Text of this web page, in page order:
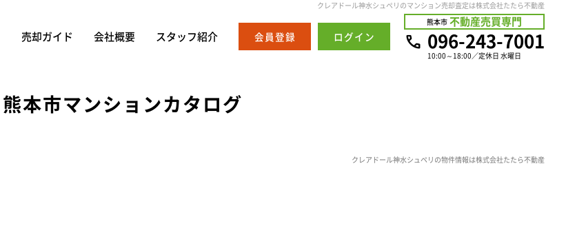
クレアドール神水シュペリのマンション売却査定は株式会社たたら不動産
売却ガイド 会社概要 スタッフ紹介 会員登録 ログイン
熊本市 不動産売買専門
10:00～18:00／定休日 水曜日
096-243-7001
熊本市マンションカタログ
クレアドール神水シュペリの物件情報は株式会社たたら不動産